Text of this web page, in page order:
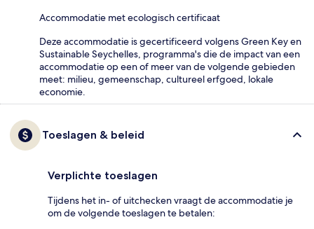
Accommodatie met ecologisch certificaat
Deze accommodatie is gecertificeerd volgens Green Key en
Sustainable Seychelles, programma's die de impact van een
accommodatie op een of meer van de volgende gebieden
meet: milieu, gemeenschap, cultureel erfgoed, lokale
economie.
Toeslagen & beleid
Verplichte toeslagen
Tijdens het in- of uitchecken vraagt de accommodatie je
om de volgende toeslagen te betalen: